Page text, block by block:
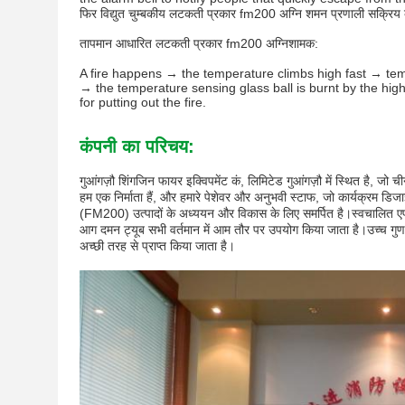
फिर विद्युत चुम्बकीय लटकती प्रकार fm200 अग्नि शमन प्रणाली
तापमान आधारित लटकती प्रकार fm200 अग्निशामक:
A fire happens → the temperature climbs high fast →
→ the temperature sensing glass ball is burnt by the
for putting out the fire.
कंपनी का परिचय:
गुआंगज़ौ शिंगजिन फायर इक्विपमेंट कं, लिमिटेड गुआंगज़ौ में स्थित है, जो
हम एक निर्माता हैं, और हमारे पेशेवर और अनुभवी स्टाफ, जो कार्यक्रम
(FM200) उत्पादों के अध्ययन और विकास के लिए समर्पित है।स्वचालित
आग दमन ट्यूब सभी वर्तमान में आम तौर पर उपयोग किया जाता है।उच्च
अच्छी तरह से प्राप्त किया जाता है।